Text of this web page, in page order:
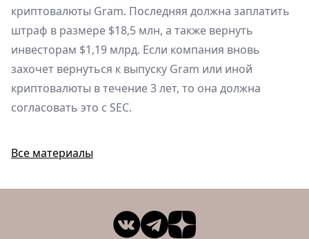
криптовалюты Gram. Последняя должна заплатить
штраф в размере $18,5 млн, а также вернуть
инвесторам $1,19 млрд. Если компания вновь
захочет вернуться к выпуску Gram или иной
криптовалюты в течение 3 лет, то она должна
согласовать это с SEC.
Все материалы